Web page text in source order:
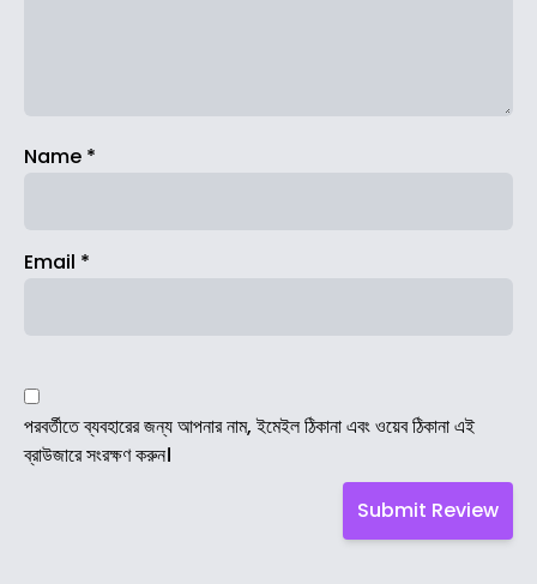
Name *
Email *
পরবর্তীতে ব্যবহারের জন্য আপনার নাম, ইমেইল ঠিকানা এবং ওয়েব ঠিকানা এই
ব্রাউজারে সংরক্ষণ করুন।